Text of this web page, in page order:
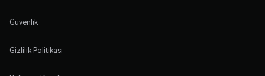
Güvenlik
Gizlilik Politikası